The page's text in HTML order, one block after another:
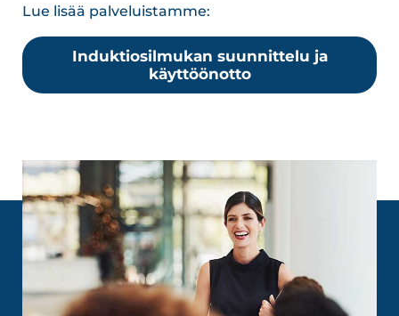
Lue lisää palveluistamme:
Induktiosilmukan suunnittelu ja
käyttöönotto